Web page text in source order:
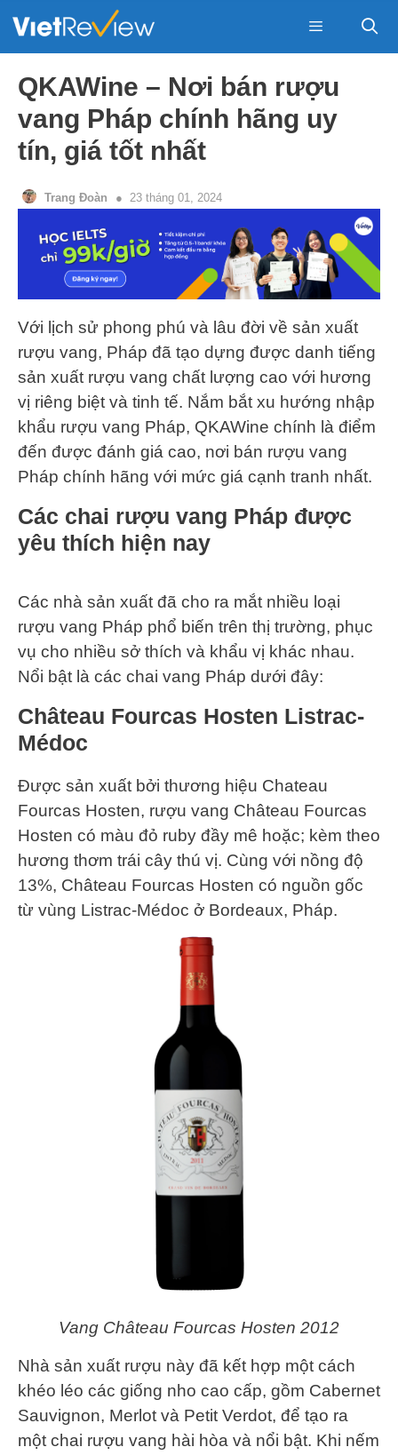
Menu
QKAWine – Nơi bán rượu
vang Pháp chính hãng uy
tín, giá tốt nhất
Trang Đoàn 23 tháng 01, 2024
Với lịch sử phong phú và lâu đời về sản xuất
rượu vang, Pháp đã tạo dựng được danh tiếng
sản xuất rượu vang chất lượng cao với hương
vị riêng biệt và tinh tế. Nắm bắt xu hướng nhập
khẩu rượu vang Pháp, QKAWine chính là điểm
đến được đánh giá cao, nơi bán rượu vang
Pháp chính hãng với mức giá cạnh tranh nhất.
Các chai rượu vang Pháp được
yêu thích hiện nay
Các nhà sản xuất đã cho ra mắt nhiều loại
rượu vang Pháp phổ biến trên thị trường, phục
vụ cho nhiều sở thích và khẩu vị khác nhau.
Nổi bật là các chai vang Pháp dưới đây:
Château Fourcas Hosten Listrac-
Médoc
Được sản xuất bởi thương hiệu Chateau
Fourcas Hosten, rượu vang Château Fourcas
Hosten có màu đỏ ruby ​​đầy mê hoặc; kèm theo
hương thơm trái cây thú vị. Cùng với nồng độ
13%, Château Fourcas Hosten có nguồn gốc
từ vùng Listrac-Médoc ở Bordeaux, Pháp.
Vang Château Fourcas Hosten 2012
Nhà sản xuất rượu này đã kết hợp một cách
khéo léo các giống nho cao cấp, gồm Cabernet
Sauvignon, Merlot và Petit Verdot, để tạo ra
một chai rượu vang hài hòa và nổi bật. Khi nếm